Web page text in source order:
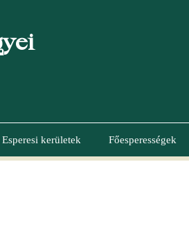
Esperesi kerületek Főesperességek